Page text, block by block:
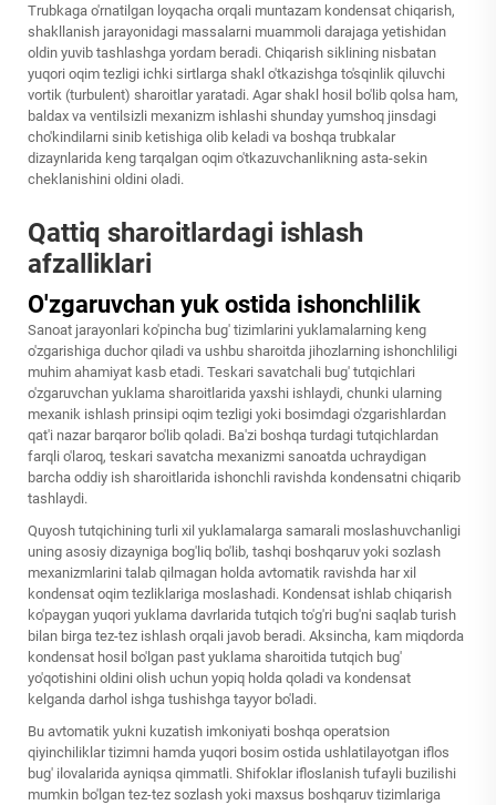
Trubkaga o'rnatilgan loyqacha orqali muntazam kondensat chiqarish,
shakllanish jarayonidagi massalarni muammoli darajaga yetishidan
oldin yuvib tashlashga yordam beradi. Chiqarish siklining nisbatan
yuqori oqim tezligi ichki sirtlarga shakl o'tkazishga to'sqinlik qiluvchi
vortik (turbulent) sharoitlar yaratadi. Agar shakl hosil bo'lib qolsa ham,
baldax va ventilsizli mexanizm ishlashi shunday yumshoq jinsdagi
cho'kindilarni sinib ketishiga olib keladi va boshqa trubkalar
dizaynlarida keng tarqalgan oqim o'tkazuvchanlikning asta-sekin
cheklanishini oldini oladi.
Qattiq sharoitlardagi ishlash
afzalliklari
O'zgaruvchan yuk ostida ishonchlilik
Sanoat jarayonlari ko'pincha bug' tizimlarini yuklamalarning keng
o'zgarishiga duchor qiladi va ushbu sharoitda jihozlarning ishonchliligi
muhim ahamiyat kasb etadi. Teskari savatchali bug' tutqichlari
o'zgaruvchan yuklama sharoitlarida yaxshi ishlaydi, chunki ularning
mexanik ishlash prinsipi oqim tezligi yoki bosimdagi o'zgarishlardan
qat'i nazar barqaror bo'lib qoladi. Ba'zi boshqa turdagi tutqichlardan
farqli o'laroq, teskari savatcha mexanizmi sanoatda uchraydigan
barcha oddiy ish sharoitlarida ishonchli ravishda kondensatni chiqarib
tashlaydi.
Quyosh tutqichining turli xil yuklamalarga samarali moslashuvchanligi
uning asosiy dizayniga bog'liq bo'lib, tashqi boshqaruv yoki sozlash
mexanizmlarini talab qilmagan holda avtomatik ravishda har xil
kondensat oqim tezliklariga moslashadi. Kondensat ishlab chiqarish
ko'paygan yuqori yuklama davrlarida tutqich to'g'ri bug'ni saqlab turish
bilan birga tez-tez ishlash orqali javob beradi. Aksincha, kam miqdorda
kondensat hosil bo'lgan past yuklama sharoitida tutqich bug'
yo'qotishini oldini olish uchun yopiq holda qoladi va kondensat
kelganda darhol ishga tushishga tayyor bo'ladi.
Bu avtomatik yukni kuzatish imkoniyati boshqa operatsion
qiyinchiliklar tizimni hamda yuqori bosim ostida ushlatilayotgan iflos
bug' ilovalarida ayniqsa qimmatli. Shifoklar ifloslanish tufayli buzilishi
mumkin bo'lgan tez-tez sozlash yoki maxsus boshqaruv tizimlariga